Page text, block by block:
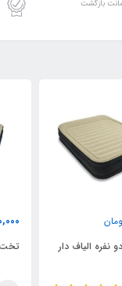
8,800,000
تخت بادی دو نفره دو رنگ